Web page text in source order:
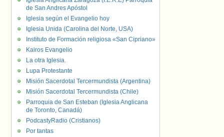
de San Andres Apóstol
Iglesia según el Evangelio hoy
Iglesia Unida (Carolina del Norte, USA)
Instituto de Formación religiosa «San Cipriano»
Kairos Evangelio
La otra Iglesia.
Lupa Protestante
Misión Sacerdotal Tercermundista (Argentina)
Misión Sacerdotal Tercermundista (Chile)
Parroquia de San Esteban (Iglesia Anglicana
de Toronto, Canadá)
PodcastyRadio (Cristianos)
Por tantas